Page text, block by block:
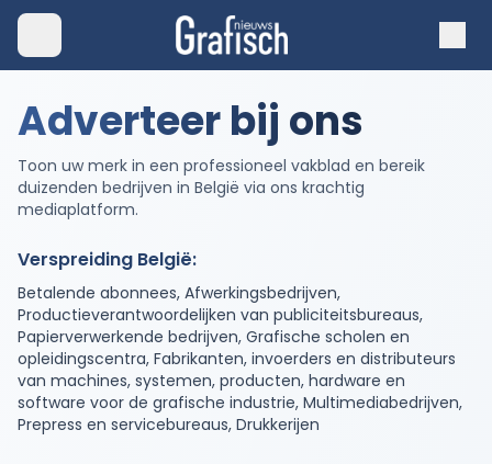
Adverteer bij ons
Toon uw merk in een professioneel vakblad en bereik
duizenden bedrijven in België via ons krachtig
mediaplatform.
Verspreiding België:
Betalende abonnees, Afwerkingsbedrijven,
Productieverantwoordelijken van publiciteitsbureaus,
Papierverwerkende bedrijven, Grafische scholen en
opleidingscentra, Fabrikanten, invoerders en distributeurs
van machines, systemen, producten, hardware en
software voor de grafische industrie, Multimediabedrijven,
Prepress en servicebureaus, Drukkerijen